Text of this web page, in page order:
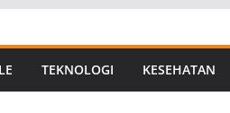
TEKNOLOGI KESEHATAN